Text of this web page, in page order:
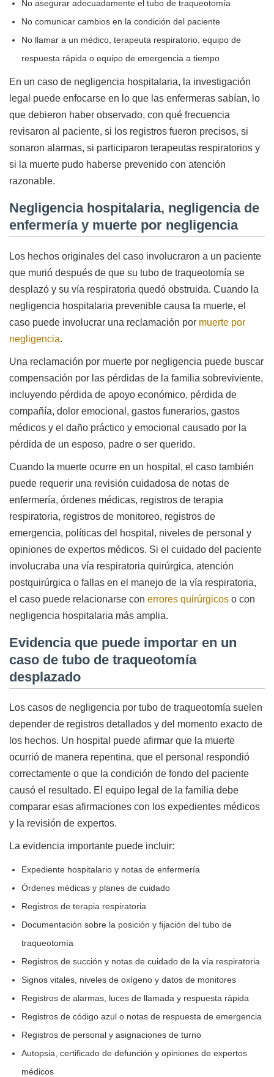
No asegurar adecuadamente el tubo de traqueotomía
No comunicar cambios en la condición del paciente
No llamar a un médico, terapeuta respiratorio, equipo de
respuesta rápida o equipo de emergencia a tiempo
En un caso de negligencia hospitalaria, la investigación
legal puede enfocarse en lo que las enfermeras sabían, lo
que debieron haber observado, con qué frecuencia
revisaron al paciente, si los registros fueron precisos, si
sonaron alarmas, si participaron terapeutas respiratorios y
si la muerte pudo haberse prevenido con atención
razonable.
Negligencia hospitalaria, negligencia de
enfermería y muerte por negligencia
Los hechos originales del caso involucraron a un paciente
que murió después de que su tubo de traqueotomía se
desplazó y su vía respiratoria quedó obstruida. Cuando la
negligencia hospitalaria prevenible causa la muerte, el
caso puede involucrar una reclamación por muerte por
negligencia.
Una reclamación por muerte por negligencia puede buscar
compensación por las pérdidas de la familia sobreviviente,
incluyendo pérdida de apoyo económico, pérdida de
compañía, dolor emocional, gastos funerarios, gastos
médicos y el daño práctico y emocional causado por la
pérdida de un esposo, padre o ser querido.
Cuando la muerte ocurre en un hospital, el caso también
puede requerir una revisión cuidadosa de notas de
enfermería, órdenes médicas, registros de terapia
respiratoria, registros de monitoreo, registros de
emergencia, políticas del hospital, niveles de personal y
opiniones de expertos médicos. Si el cuidado del paciente
involucraba una vía respiratoria quirúrgica, atención
postquirúrgica o fallas en el manejo de la vía respiratoria,
el caso puede relacionarse con errores quirúrgicos o con
negligencia hospitalaria más amplia.
Evidencia que puede importar en un
caso de tubo de traqueotomía
desplazado
Los casos de negligencia por tubo de traqueotomía suelen
depender de registros detallados y del momento exacto de
los hechos. Un hospital puede afirmar que la muerte
ocurrió de manera repentina, que el personal respondió
correctamente o que la condición de fondo del paciente
causó el resultado. El equipo legal de la familia debe
comparar esas afirmaciones con los expedientes médicos
y la revisión de expertos.
La evidencia importante puede incluir:
Expediente hospitalario y notas de enfermería
Órdenes médicas y planes de cuidado
Registros de terapia respiratoria
Documentación sobre la posición y fijación del tubo de
traqueotomía
Registros de succión y notas de cuidado de la vía respiratoria
Signos vitales, niveles de oxígeno y datos de monitores
Registros de alarmas, luces de llamada y respuesta rápida
Registros de código azul o notas de respuesta de emergencia
Registros de personal y asignaciones de turno
Autopsia, certificado de defunción y opiniones de expertos
médicos